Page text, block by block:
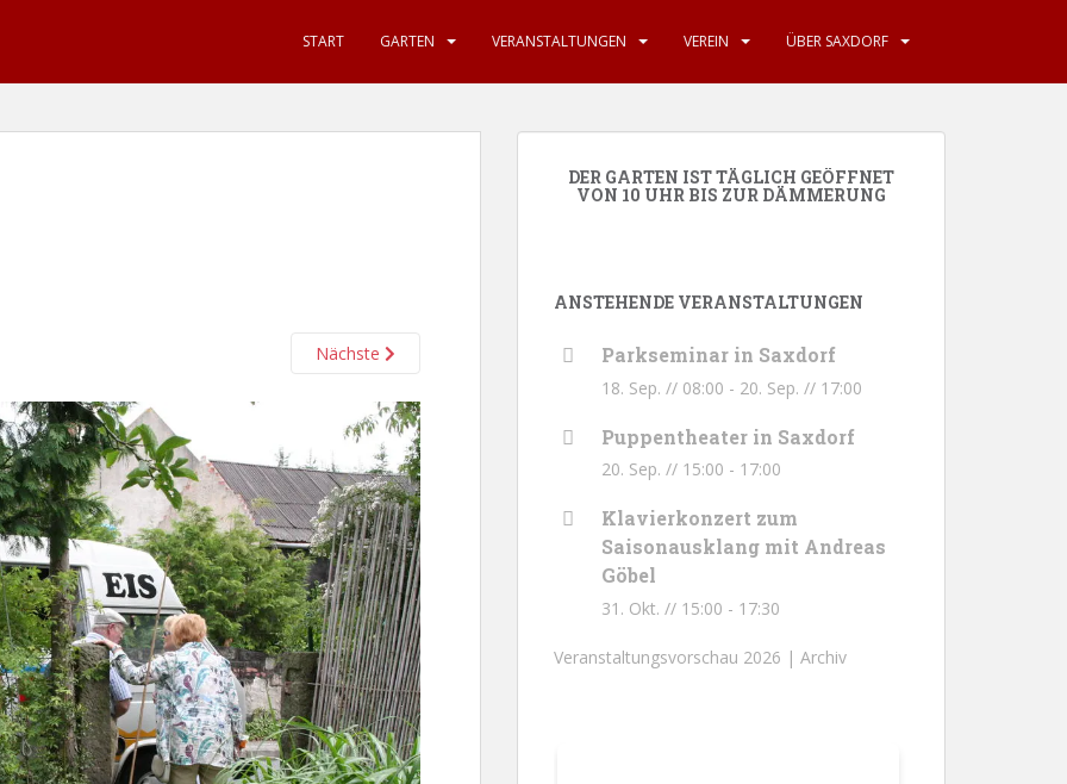
START GARTEN VERANSTALTUNGEN VEREIN ÜBER SAXDORF
Nächste
DER GARTEN IST TÄGLICH GEÖFFNET
VON 10 UHR BIS ZUR DÄMMERUNG
ANSTEHENDE VERANSTALTUNGEN
Parkseminar in Saxdorf
18. Sep. // 08:00 - 20. Sep. // 17:00
Puppentheater in Saxdorf
20. Sep. // 15:00 - 17:00
Klavierkonzert zum
Saisonausklang mit Andreas
Göbel
31. Okt. // 15:00 - 17:30
Veranstaltungsvorschau 2026 | Archiv